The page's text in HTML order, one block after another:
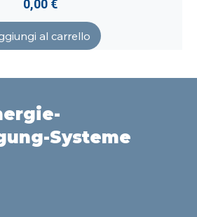
Prezzo
0,00 €
al carrello
Systeme